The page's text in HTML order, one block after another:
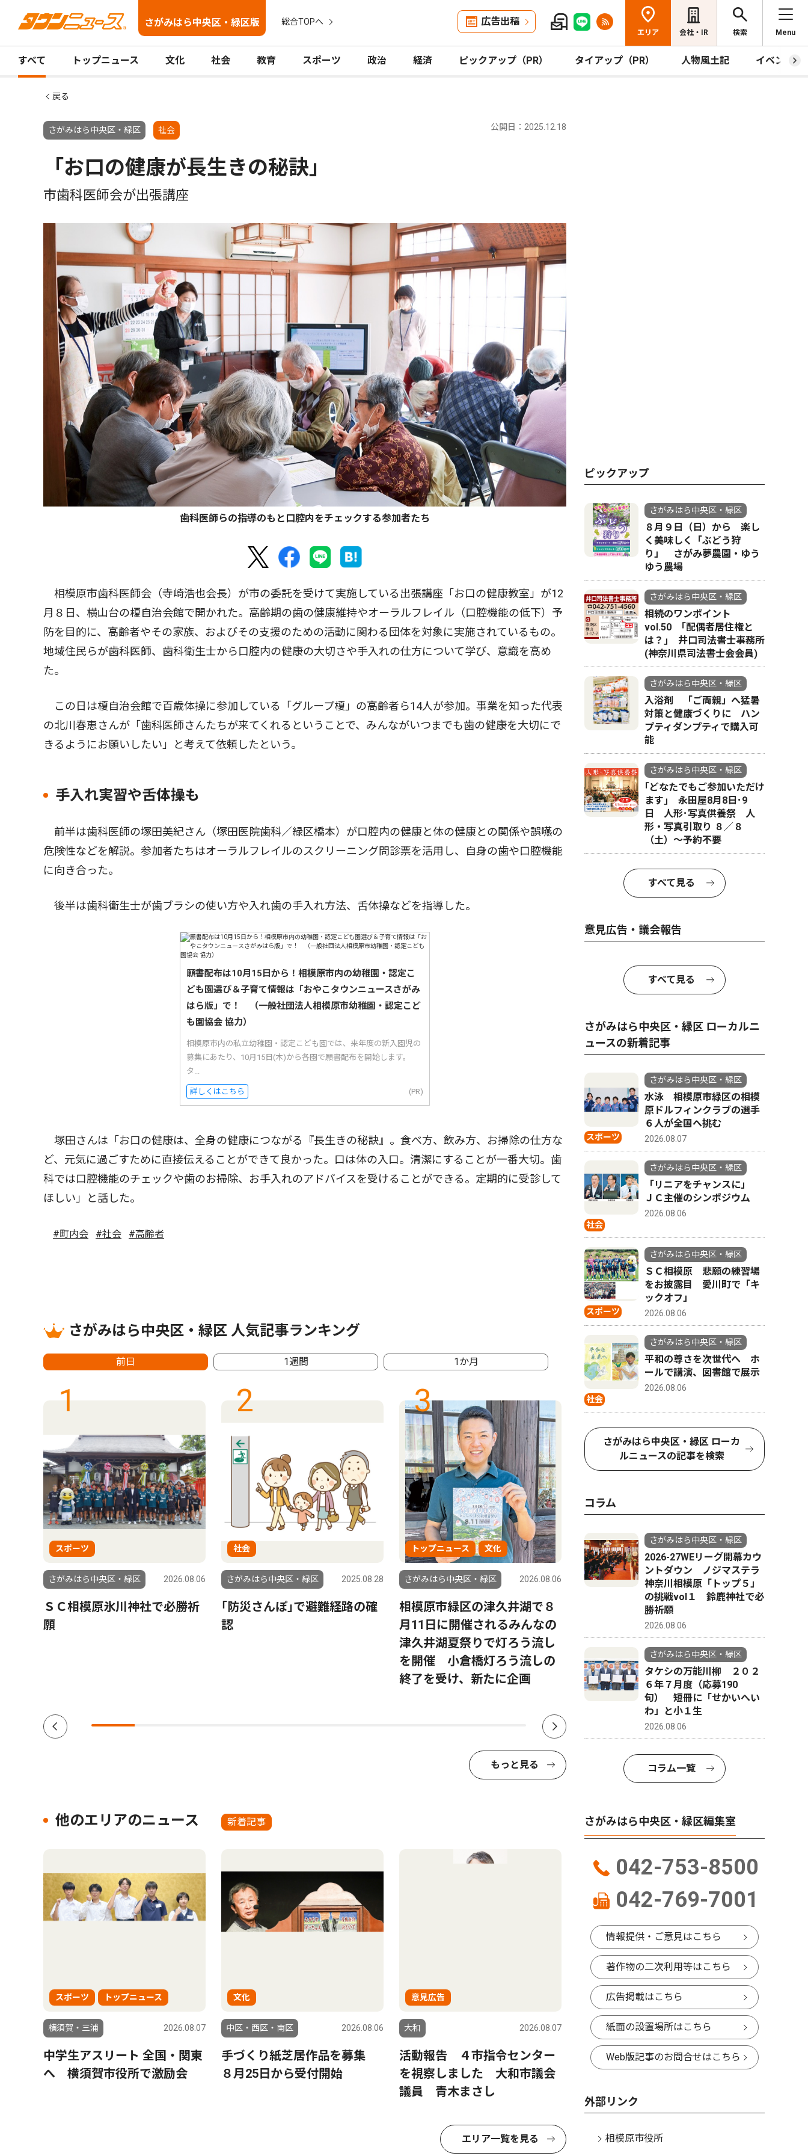
さがみはら中央区・緑区版 総合TOPへ 広告出稿
エリア 会社・IR 検索 Menu
すべて トップニュース 文化 社会 教育 スポーツ 政治 経済 ピックアップ（PR） タイアップ（PR） 人物風土記 イベント
戻る
さがみはら中央区・緑区 社会 公開日：2025.12.18
「お口の健康が長生きの秘訣」
市歯科医師会が出張講座
歯科医師らの指導のもと口腔内をチェックする参加者たち
相模原市歯科医師会（寺崎浩也会長）が市の委託を受けて実施している出張講座「お口の健康教室」が12
月８日、横山台の榎自治会館で開かれた。高齢期の歯の健康維持やオーラルフレイル（口腔機能の低下）予
防を目的に、高齢者やその家族、およびその支援のための活動に関わる団体を対象に実施されているもの。
地域住民らが歯科医師、歯科衛生士から口腔内の健康の大切さや手入れの仕方について学び、意識を高め
た。
この日は榎自治会館で百歳体操に参加している「グループ榎」の高齢者ら14人が参加。事業を知った代表
の北川春恵さんが「歯科医師さんたちが来てくれるということで、みんながいつまでも歯の健康を大切にで
きるようにお願いしたい」と考えて依頼したという。
手入れ実習や舌体操も
前半は歯科医師の塚田美紀さん（塚田医院歯科／緑区橋本）が口腔内の健康と体の健康との関係や誤嚥の
危険性などを解説。参加者たちはオーラルフレイルのスクリーニング問診票を活用し、自身の歯や口腔機能
に向き合った。
後半は歯科衛生士が歯ブラシの使い方や入れ歯の手入れ方法、舌体操などを指導した。
願書配布は10月15日から！相模原市内の幼稚園・認定こ
ども園選び＆子育て情報は「おやこタウンニュースさがみ
はら版」で！ （一般社団法人相模原市幼稚園・認定こど
も園協会 協力）
相模原市内の私立幼稚園・認定こども園では、来年度の新入園児の
募集にあたり、10月15日(木)から各園で願書配布を開始します。
タ...
詳しくはこちら (PR)
塚田さんは「お口の健康は、全身の健康につながる『長生きの秘訣』。食べ方、飲み方、お掃除の仕方な
ど、元気に過ごすために直接伝えることができて良かった。口は体の入口。清潔にすることが一番大切。歯
科では口腔機能のチェックや歯のお掃除、お手入れのアドバイスを受けることができる。定期的に受診して
ほしい」と話した。
#町内会 #社会 #高齢者
さがみはら中央区・緑区 人気記事ランキング
前日 1週間 1か月
1
スポーツ
さがみはら中央区・緑区 2026.08.06
ＳＣ相模原氷川神社で必勝祈
願
2
社会
さがみはら中央区・緑区 2025.08.28
｢防災さんぽ｣で避難経路の確
認
3
トップニュース 文化
さがみはら中央区・緑区 2026.08.06
相模原市緑区の津久井湖で８
月11日に開催されるみんなの
津久井湖夏祭りで灯ろう流し
を開催 小倉橋灯ろう流しの
終了を受け、新たに企画
4
コラム
さがみはら中央区・緑区 2026.08.06
今月はこの逸品！考古市宝
展 見上げる土偶？（期間
8/1〜8/30）
もっと見る
他のエリアのニュース 新着記事
スポーツ トップニュース
横須賀・三浦 2026.08.07
中学生アスリート 全国・関東
へ 横須賀市役所で激励会
文化
中区・西区・南区 2026.08.06
手づくり紙芝居作品を募集
８月25日から受付開始
意見広告
大和 2026.08.07
活動報告 ４市指令センター
を視察しました 大和市議会
議員 青木まさし
エリア一覧を見る
ピックアップ
さがみはら中央区・緑区
８月９日（日）から 楽し
く美味しく「ぶどう狩
り」 さがみ夢農園・ゆう
ゆう農場
さがみはら中央区・緑区
相続のワンポイント
vol.50 ｢配偶者居住権と
は？｣ 井口司法書士事務所
(神奈川県司法書士会会員)
さがみはら中央区・緑区
入浴剤 「ご両親」へ猛暑
対策と健康づくりに ハン
プティダンプティで購入可
能
さがみはら中央区・緑区
｢どなたでもご参加いただけ
ます｣ 永田屋8月8日･9
日 人形･写真供養祭 人
形・写真引取り ８／８
（土）〜予約不要
すべて見る
意見広告・議会報告
すべて見る
さがみはら中央区・緑区 ローカルニ
ュースの新着記事
スポーツ
さがみはら中央区・緑区
水泳 相模原市緑区の相模
原ドルフィンクラブの選手
６人が全国へ挑む
2026.08.07
社会
さがみはら中央区・緑区
「リニアをチャンスに」
ＪＣ主催のシンポジウム
2026.08.06
スポーツ
さがみはら中央区・緑区
ＳＣ相模原 悲願の練習場
をお披露目 愛川町で「キ
ックオフ」
2026.08.06
社会
さがみはら中央区・緑区
平和の尊さを次世代へ ホ
ールで講演、図書館で展示
2026.08.06
さがみはら中央区・緑区 ローカ
ルニュースの記事を検索
コラム
さがみはら中央区・緑区
2026-27WEリーグ開幕カウ
ントダウン ノジマステラ
神奈川相模原「トップ５」
の挑戦vol１ 鈴鹿神社で必
勝祈願
2026.08.06
さがみはら中央区・緑区
タケシの万能川柳 ２０２
６年７月度（応募190
句） 短冊に「せかいへい
わ」と小１生
2026.08.06
コラム一覧
さがみはら中央区・緑区編集室
042-753-8500
042-769-7001
情報提供・ご意見はこちら
著作物の二次利用等はこちら
広告掲載はこちら
紙面の設置場所はこちら
Web版記事のお問合せはこちら
外部リンク
相模原市役所